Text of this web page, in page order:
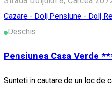
Cazare - Dolj Pensiune - Dolj
Deschis
Pensiunea Casa Verde
Sunteti in cautare de un loc de